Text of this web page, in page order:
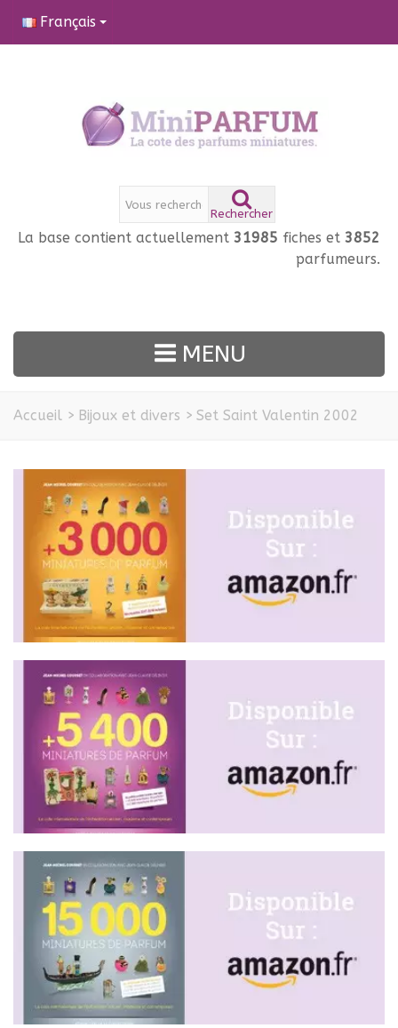
Français
Rechercher
La base contient actuellement 31985 fiches et 3852
parfumeurs.
MENU
Accueil > Bijoux et divers > Set Saint Valentin 2002